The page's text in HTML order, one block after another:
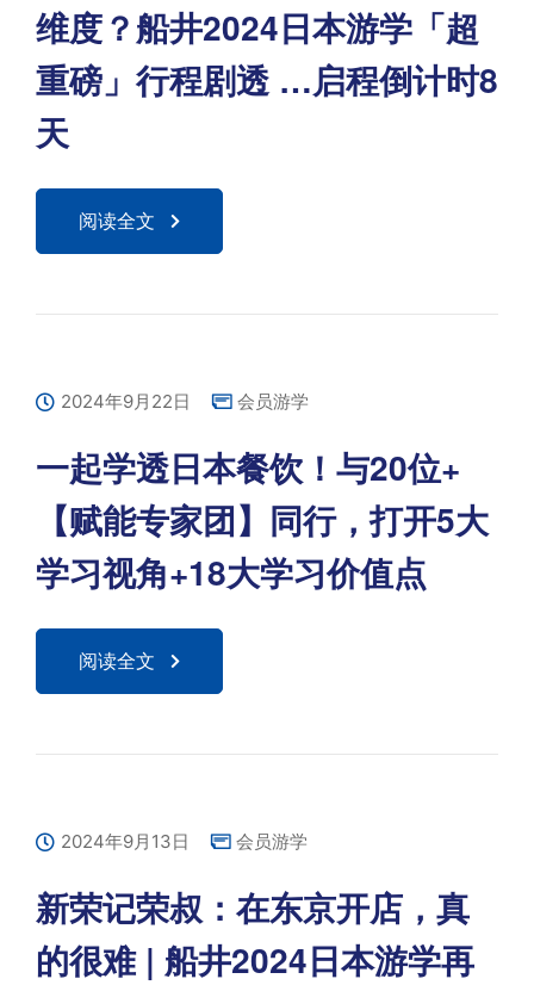
维度？船井2024日本游学「超
重磅」行程剧透 …启程倒计时8
天
阅读全文
2024年9月22日 会员游学
一起学透日本餐饮！与20位+
【赋能专家团】同行，打开5大
学习视角+18大学习价值点
阅读全文
2024年9月13日 会员游学
新荣记荣叔：在东京开店，真
的很难 | 船井2024日本游学再